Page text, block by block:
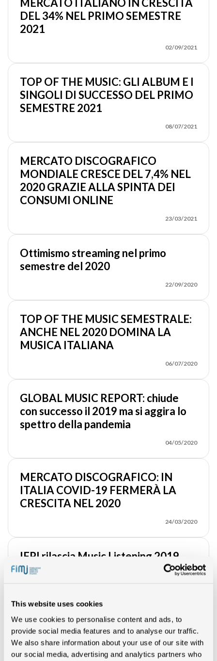
This website uses cookies
We use cookies to personalise content and ads, to
provide social media features and to analyse our traffic.
We also share information about your use of our site with
our social media, advertising and analytics partners who
MERCATO ITALIANO IN CRESCITA
DEL 34% NEL PRIMO SEMESTRE
2021
02/09/2021
TOP OF THE MUSIC: GLI ALBUM E I
SINGOLI DI SUCCESSO DEL PRIMO
SEMESTRE 2021
08/07/2021
MERCATO DISCOGRAFICO
MONDIALE CRESCE DEL 7,4% NEL
2020 GRAZIE ALLA SPINTA DEI
CONSUMI ONLINE
23/03/2021
Ottimismo streaming nel primo
semestre del 2020
22/09/2020
TOP OF THE MUSIC SEMESTRALE:
ANCHE NEL 2020 DOMINA LA
MUSICA ITALIANA
06/07/2020
GLOBAL MUSIC REPORT: chiude
con successo il 2019 ma si aggira lo
spettro della pandemia
04/05/2020
MERCATO DISCOGRAFICO: IN
ITALIA COVID-19 FERMERÀ LA
CRESCITA NEL 2020
24/03/2020
IFPI rilascia Music Listening 2019
25/09/2019
Nei primi sei mesi del 2019 il mercato
italiano cresce del 5%
06/08/2019